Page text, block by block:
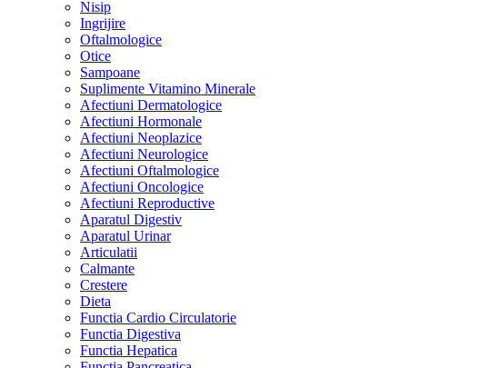
Nisip
Ingrijire
Oftalmologice
Otice
Sampoane
Suplimente Vitamino Minerale
Afectiuni Dermatologice
Afectiuni Hormonale
Afectiuni Neoplazice
Afectiuni Neurologice
Afectiuni Oftalmologice
Afectiuni Oncologice
Afectiuni Reproductive
Aparatul Digestiv
Aparatul Urinar
Articulatii
Calmante
Crestere
Dieta
Functia Cardio Circulatorie
Functia Digestiva
Functia Hepatica